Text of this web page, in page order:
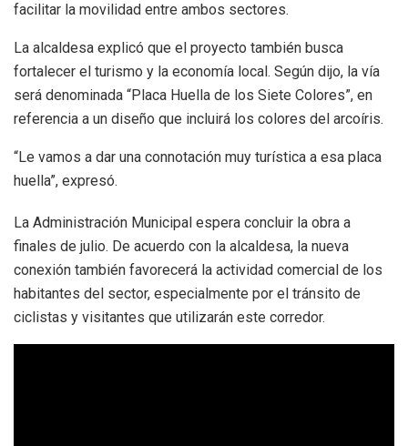
facilitar la movilidad entre ambos sectores.
La alcaldesa explicó que el proyecto también busca
fortalecer el turismo y la economía local. Según dijo, la vía
será denominada “Placa Huella de los Siete Colores”, en
referencia a un diseño que incluirá los colores del arcoíris.
“Le vamos a dar una connotación muy turística a esa placa
huella”, expresó.
La Administración Municipal espera concluir la obra a
finales de julio. De acuerdo con la alcaldesa, la nueva
conexión también favorecerá la actividad comercial de los
habitantes del sector, especialmente por el tránsito de
ciclistas y visitantes que utilizarán este corredor.